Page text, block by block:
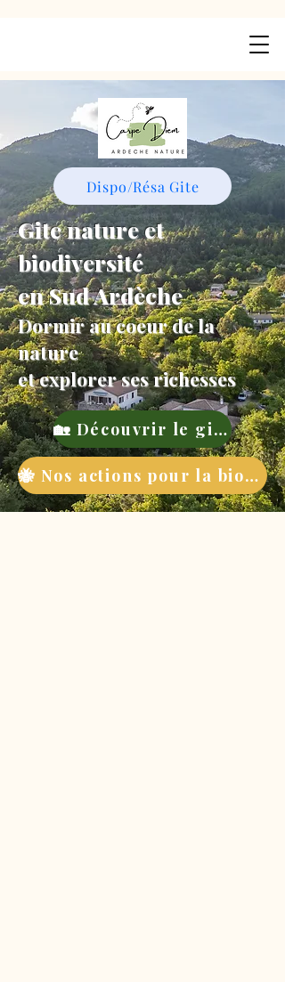
Dispo/Résa Gite
Gite nature et
biodiversité
en Sud Ardèche
Dormir au coeur de la
nature
et explorer ses richesses
🏡 Découvrir le gite
🐝 Nos actions pour la biodiversité